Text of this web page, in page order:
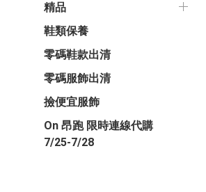
精品
鞋類保養
零碼鞋款出清
零碼服飾出清
撿便宜服飾
On 昂跑 限時連線代購
7/25-7/28